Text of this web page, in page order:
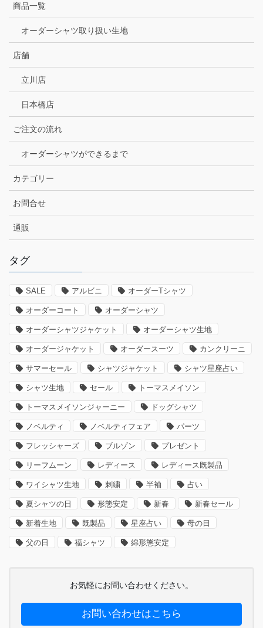
商品一覧
オーダーシャツ取り扱い生地
店舗
立川店
日本橋店
ご注文の流れ
オーダーシャツができるまで
カテゴリー
お問合せ
通販
タグ
SALE アルビニ オーダーTシャツ
オーダーコート オーダーシャツ
オーダーシャツジャケット オーダーシャツ生地
オーダージャケット オーダースーツ カンクリーニ
サマーセール シャツジャケット シャツ星座占い
シャツ生地 セール トーマスメイソン
トーマスメイソンジャーニー ドッグシャツ
ノベルティ ノベルティフェア パーツ
フレッシャーズ ブルゾン プレゼント
リーフムーン レディース レディース既製品
ワイシャツ生地 刺繍 半袖 占い
夏シャツの日 形態安定 新春 新春セール
新着生地 既製品 星座占い 母の日
父の日 福シャツ 綿形態安定
お気軽にお問い合わせください。
お問い合わせはこちら